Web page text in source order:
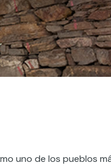
uno de los pueblos